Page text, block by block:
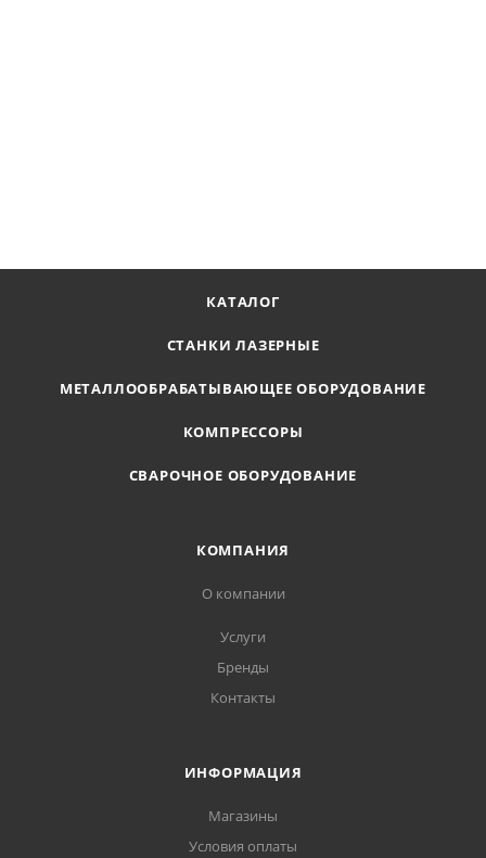
КАТАЛОГ
СТАНКИ ЛАЗЕРНЫЕ
МЕТАЛЛООБРАБАТЫВАЮЩЕЕ ОБОРУДОВАНИЕ
КОМПРЕССОРЫ
СВАРОЧНОЕ ОБОРУДОВАНИЕ
КОМПАНИЯ
О компании
Услуги
Бренды
Контакты
ИНФОРМАЦИЯ
Магазины
Условия оплаты